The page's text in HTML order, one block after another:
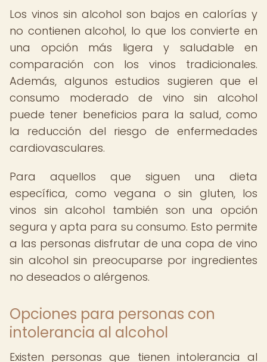
Los vinos sin alcohol son bajos en calorías y
no contienen alcohol, lo que los convierte en
una opción más ligera y saludable en
comparación con los vinos tradicionales.
Además, algunos estudios sugieren que el
consumo moderado de vino sin alcohol
puede tener beneficios para la salud, como
la reducción del riesgo de enfermedades
cardiovasculares.
Para aquellos que siguen una dieta
específica, como vegana o sin gluten, los
vinos sin alcohol también son una opción
segura y apta para su consumo. Esto permite
a las personas disfrutar de una copa de vino
sin alcohol sin preocuparse por ingredientes
no deseados o alérgenos.
Opciones para personas con
intolerancia al alcohol
Existen personas que tienen intolerancia al